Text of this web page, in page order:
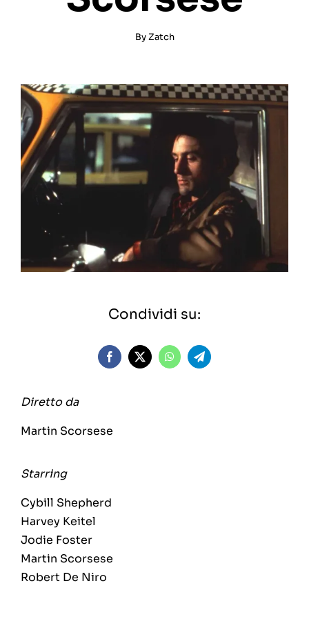
ByZatch
Condividi su:
Diretto da
Martin Scorsese
Starring
Cybill Shepherd
Harvey Keitel
Jodie Foster
Martin Scorsese
Robert De Niro